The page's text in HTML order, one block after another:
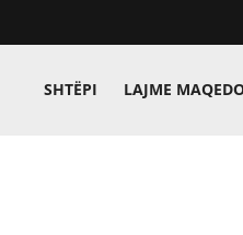
SHTËPI LAJME